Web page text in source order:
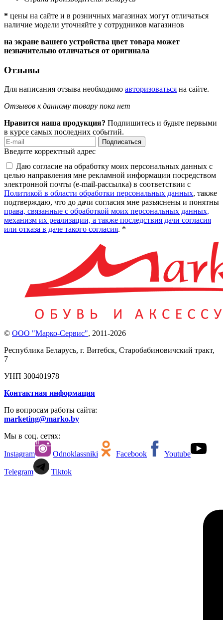
* цены на сайте и в розничных магазинах могут отличаться
наличие модели уточняйте у сотрудников магазинов
на экране вашего устройства цвет товара может
незначительно отличаться от оригинала
Отзывы
Для написания отзыва необходимо авторизоваться на сайте.
Отзывов к данному товару пока нет
Нравится наша продукция? Подпишитесь и будьте первыми
в курсе самых последних событий.
Подписаться
Введите корректный адрес
Даю согласие на обработку моих персональных данных с
целью направления мне рекламной информации посредством
электронной почты (e-mail-рассылка) в соответствии с
Политикой в области обработки персональных данных, также
подтверждаю, что до дачи согласия мне разъяснены и понятны
права, связанные с обработкой моих персональных данных,
механизм их реализации, а также последствия дачи согласия
или отказа в даче такого согласия. *
© ООО "Марко-Сервис", 2011-2026
Республика Беларусь, г. Витебск, Старобабиновичский тракт,
7
УНП 300401978
Контактная информация
По вопросам работы сайта:
marketing@marko.by
Мы в соц. сетях:
Instagram Odnoklassniki Facebook Youtube
Telegram Tiktok